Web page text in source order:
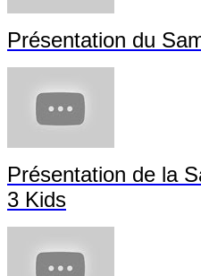
Présentation du
Présentation de la
3 Kids